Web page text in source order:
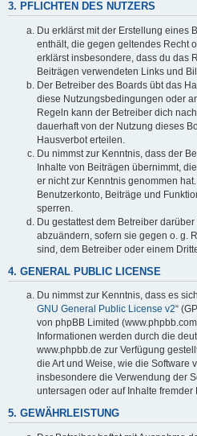
3. PFLICHTEN DES NUTZERS
Du erklärst mit der Erstellung eines
enthält, die gegen geltendes Recht
erklärst insbesondere, dass du das
Beiträgen verwendeten Links und
Der Betreiber des Boards übt das
diese Nutzungsbedingungen oder
Regeln kann der Betreiber dich
dauerhaft von der Nutzung dieses
Hausverbot erteilen.
Du nimmst zur Kenntnis, dass der
Inhalte von Beiträgen übernimmt,
er nicht zur Kenntnis genommen
Benutzerkonto, Beiträge und
sperren.
Du gestattest dem Betreiber
abzuändern, sofern sie gegen o. g.
sind, dem Betreiber oder einem
4. GENERAL PUBLIC LICENSE
Du nimmst zur Kenntnis, dass es
GNU General Public License v2“
von phpBB Limited
Informationen werden durch die
www.phpbb.de zur Verfügung
die Art und Weise, wie die Software
insbesondere die Verwendung der
untersagen oder auf Inhalte fremder
5. GEWÄHRLEISTUNG